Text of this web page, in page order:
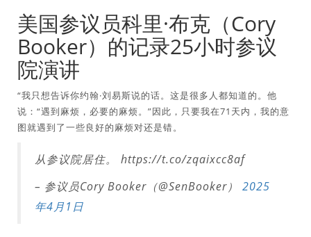
美国参议员科里·布克（Cory
Booker）的记录25小时参议
院演讲
“我只想告诉你约翰·刘易斯说的话。这是很多人都知道的。他
说：“遇到麻烦，必要的麻烦。”因此，只要我在71天内，我的意
图就遇到了一些良好的麻烦对还是错。
从参议院居住。 https://t.co/zqaixcc8af
– 参议员Cory Booker（@SenBooker） 2025
年4月1日